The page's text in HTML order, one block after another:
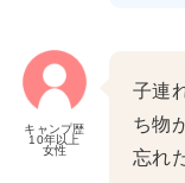
キャンプ歴
10年以上
女性
子連
ち物
忘れ